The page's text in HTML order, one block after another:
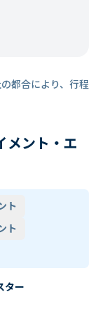
都合により、行程
メント・エ
ト
ト
ター